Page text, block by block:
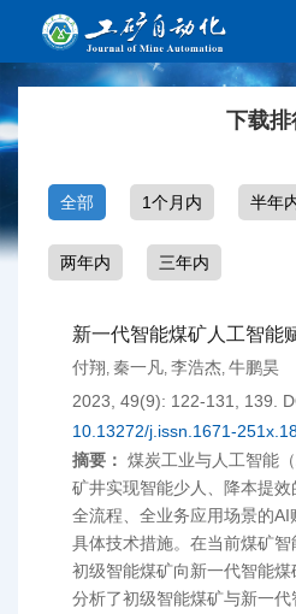
下载排
全部 1个月内 半年
两年内 三年内
新一代智能煤矿人工智能
付翔, 秦一凡, 李浩杰, 牛鹏昊
2023, 49(9): 122-131, 139.
10.13272/j.issn.1671-
摘要： 煤炭工业与人工智能
矿井实现智能少人、降本提
全流程、全业务应用场景的
具体技术措施。在当前煤矿
初级智能煤矿向新一代智能
分析了初级智能煤矿与新一代